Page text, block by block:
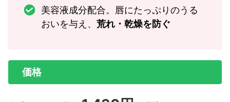
美容液成分配合。唇にたっぷりのうる
おいを与え、 荒れ・乾燥を防ぐ
価格